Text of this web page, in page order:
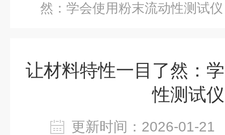
然：学会使用粉末流动性测试仪
让材料特性一目了然：
性测试仪
更新时间：2026-01-